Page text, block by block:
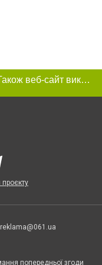
Цей сайт використовує «cookies». Також веб-сайт використовує інтернет-сервіс для збору технічних даних стосовно відвідувачів з метою отримання маркетингової та статистичної інформації. Умови обробки даних відвідувачів сайту див.
проєкту
reklama@061.ua
попередньої згоди